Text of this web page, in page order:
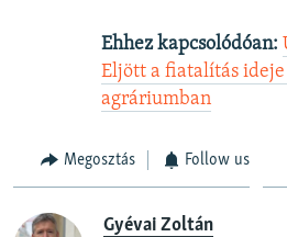
Ehhez kapcsolódóan:
Eljött a fiatalítás
agráriumban
Megosztás Follow us
Gyévai Zoltán